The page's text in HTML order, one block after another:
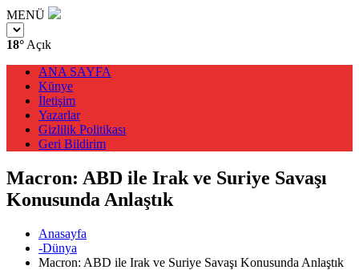
MENÜ
18° Açık
ANA SAYFA
Künye
İletişim
Yazarlar
Gizlilik Politikası
Geri Bildirim
Macron: ABD ile Irak ve Suriye Savaşı
Konusunda Anlaştık
Anasayfa
-Dünya
Macron: ABD ile Irak ve Suriye Savaşı Konusunda Anlaştık